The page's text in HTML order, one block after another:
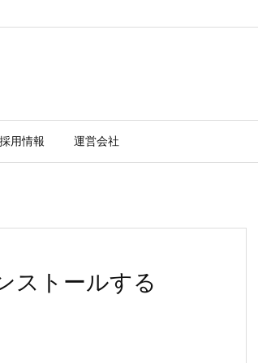
採用情報 運営会社
トールする